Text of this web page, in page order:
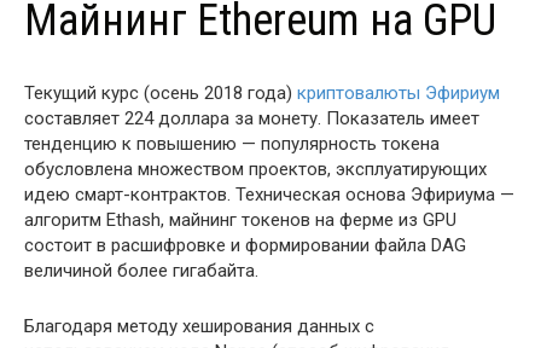
Майнинг Ethereum на GPU
Текущий курс (осень 2018 года) криптовалюты Эфириум
составляет 224 доллара за монету. Показатель имеет
тенденцию к повышению — популярность токена
обусловлена множеством проектов, эксплуатирующих
идею смарт-контрактов. Техническая основа Эфириума —
алгоритм Ethash, майнинг токенов на ферме из GPU
состоит в расшифровке и формировании файла DAG
величиной более гигабайта.
Благодаря методу хеширования данных с